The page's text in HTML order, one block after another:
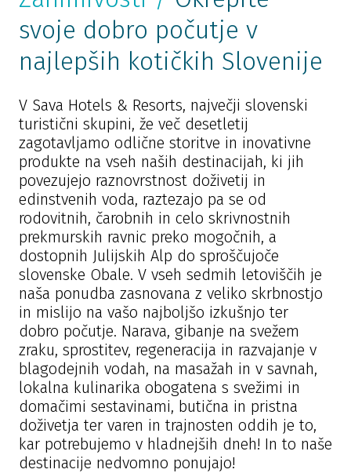
svoje dobro počutje v
najlepših kotičkih Slovenije
V Sava Hotels & Resorts, največji slovenski
turistični skupini, že več desetletij
zagotavljamo odlične storitve in inovativne
produkte na vseh naših destinacijah, ki jih
povezujejo raznovrstnost doživetij in
edinstvenih voda, raztezajo pa se od
rodovitnih, čarobnih in celo skrivnostnih
prekmurskih ravnic preko mogočnih, a
dostopnih Julijskih Alp do sproščujoče
slovenske Obale. V vseh sedmih letoviščih je
naša ponudba zasnovana z veliko skrbnostjo
in mislijo na vašo najboljšo izkušnjo ter
dobro počutje. Narava, gibanje na svežem
zraku, sprostitev, regeneracija in razvajanje v
blagodejnih vodah, na masažah in v savnah,
lokalna kulinarika obogatena s svežimi in
domačimi sestavinami, butična in pristna
doživetja ter varen in trajnosten oddih je to,
kar potrebujemo v hladnejših dneh! In to naše
destinacije nedvomno ponujajo!